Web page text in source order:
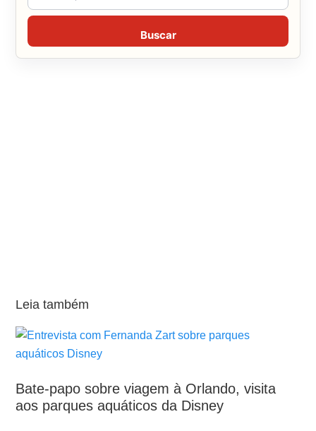
Buscar
Leia também
Bate-papo sobre viagem à Orlando, visita
aos parques aquáticos da Disney